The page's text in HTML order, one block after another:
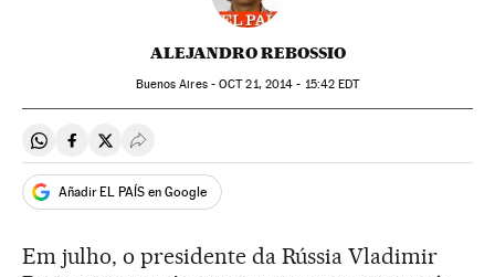
ALEJANDRO REBOSSIO
Buenos Aires -OCT21, 2014 - 15:42 EDT
Compartir en Whatsapp
Compartir en Facebook
Compartir en Twitter
Desplegar Redes Sociales
Añadir EL PAÍS en Google
Em julho, o presidente da Rússia Vladimir